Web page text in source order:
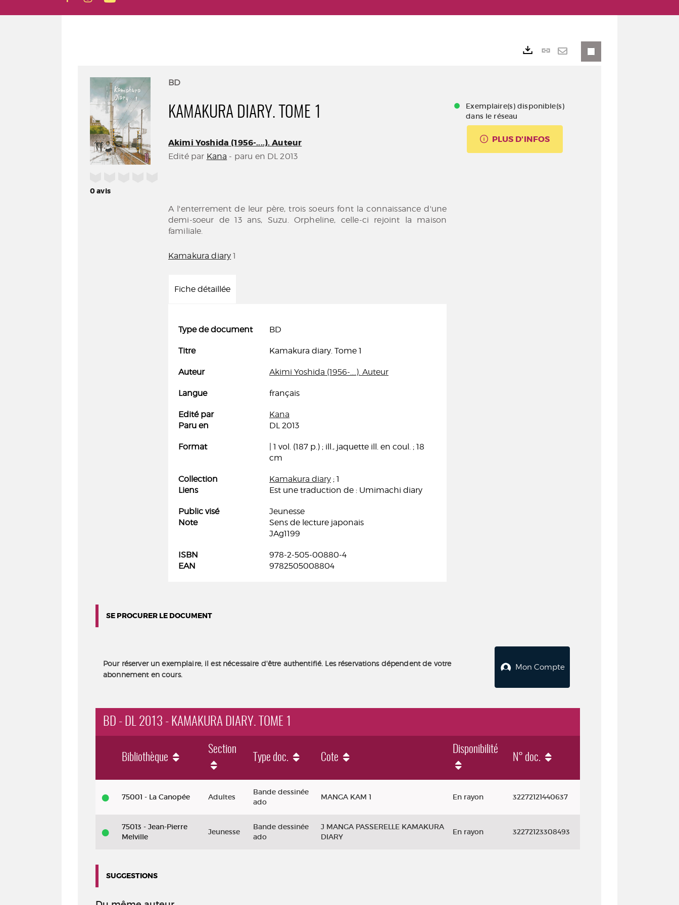
0avis
BD
KAMAKURA DIARY. TOME 1
Akimi Yoshida (1956-....). Auteur
Edité par Kana - paru en DL 2013
A l'enterrement de leur père, trois soeurs font la connaissance d'une
demi-soeur de 13 ans, Suzu. Orpheline, celle-ci rejoint la maison
familiale.
Kamakura diary 1
Fiche détaillée
Type de document BD
Titre Kamakura diary. Tome 1
Auteur Akimi Yoshida (1956-....). Auteur
Langue français
Edité par
Kana
Paru en
DL 2013
Format
| 1 vol. (187 p.) ; ill., jaquette ill. en coul. ; 18
cm
Collection Kamakura diary ; 1
Liens
Est une traduction de : Umimachi diary
Public visé
Jeunesse
Note
Sens de lecture japonais
JAg1199
ISBN
978-2-505-00880-4
EAN
9782505008804
Lien
fenêtre)
mail
Exemplaire(s) disponible(s)
dans le réseau
PLUS D'INFOS
SE PROCURER LE DOCUMENT
Pour réserver un exemplaire, il est nécessaire d'être authentifié. Les réservations dépendent de votre
abonnement en cours.
Mon Compte
BD - DL 2013 - KAMAKURA DIARY. TOME 1
2013
Kamakura
diary.
Bibliothèque
Section
Type doc. Cote
Disponibilité
N° doc.
75001 - La Canopée Adultes
Bande dessinée
ado
MANGA KAM 1 En rayon 32272121440637
75013 - Jean-Pierre
Melville
Jeunesse
Bande dessinée
ado
J MANGA PASSERELLE KAMAKURA
DIARY
En rayon 32272123308493
SUGGESTIONS